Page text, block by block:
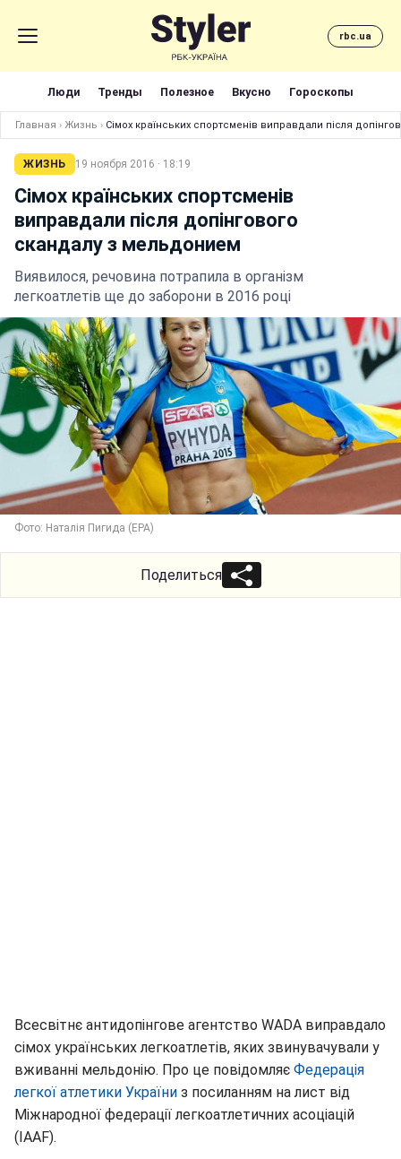
rbc.ua
Люди Тренды Полезное Вкусно Гороскопы
Главная › Жизнь › Сімох країнських спортсменів виправдали після
ЖИЗНЬ 19 ноября 2016 · 18:19
Сімох країнських спортсменів
виправдали після допінгового
скандалу з мельдонием
Виявилося, речовина потрапила в організм
легкоатлетів ще до заборони в 2016 році
Фото: Наталія Пигида (ЕРА)
Поделиться
Всесвітнє антидопінгове агентство WADA виправдало
сімох українських легкоатлетів, яких звинувачували у
вживанні мельдонію. Про це повідомляє Федерація
легкої атлетики України з посиланням на лист від
Міжнародної федерації легкоатлетичних асоціацій
(IAAF).